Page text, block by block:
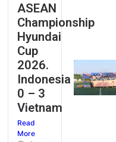
ASEAN
Championship
Hyundai
Cup
2026.
Indonesia
0 – 3
Vietnam
Read
More